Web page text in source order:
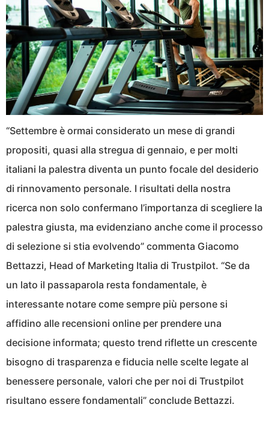
“Settembre è ormai considerato un mese di grandi
propositi, quasi alla stregua di gennaio, e per molti
italiani la palestra diventa un punto focale del desiderio
di rinnovamento personale. I risultati della nostra
ricerca non solo confermano l’importanza di scegliere la
palestra giusta, ma evidenziano anche come il processo
di selezione si stia evolvendo” commenta Giacomo
Bettazzi, Head of Marketing Italia di Trustpilot. “Se da
un lato il passaparola resta fondamentale, è
interessante notare come sempre più persone si
affidino alle recensioni online per prendere una
decisione informata; questo trend riflette un crescente
bisogno di trasparenza e fiducia nelle scelte legate al
benessere personale, valori che per noi di Trustpilot
risultano essere fondamentali” conclude Bettazzi.